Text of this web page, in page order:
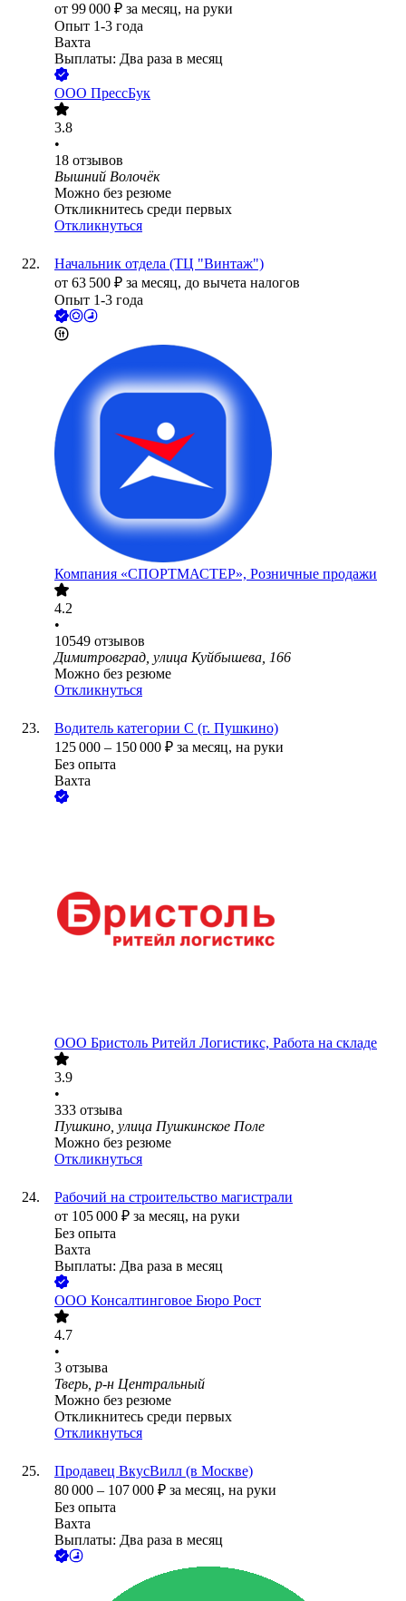
от 99 000 ₽ за месяц, на руки
Опыт 1-3 года
Вахта
Выплаты: Два раза в месяц
ООО ПрессБук
3.8
•
18 отзывов
Вышний Волочёк
Можно без резюме
Откликнитесь среди первых
Откликнуться
Начальник отдела (ТЦ "Винтаж")
от 63 500 ₽ за месяц, до вычета налогов
Опыт 1-3 года
Компания «СПОРТМАСТЕР», Розничные продажи
4.2
•
10549 отзывов
Димитровград, улица Куйбышева, 166
Можно без резюме
Откликнуться
Водитель категории С (г. Пушкино)
125 000 – 150 000 ₽ за месяц, на руки
Без опыта
Вахта
ООО Бристоль Ритейл Логистикс, Работа на складе
3.9
•
333 отзыва
Пушкино, улица Пушкинское Поле
Можно без резюме
Откликнуться
Рабочий на строительство магистрали
от 105 000 ₽ за месяц, на руки
Без опыта
Вахта
Выплаты: Два раза в месяц
ООО Консалтинговое Бюро Рост
4.7
•
3 отзыва
Тверь, р-н Центральный
Можно без резюме
Откликнитесь среди первых
Откликнуться
Продавец ВкусВилл (в Москве)
80 000 – 107 000 ₽ за месяц, на руки
Без опыта
Вахта
Выплаты: Два раза в месяц